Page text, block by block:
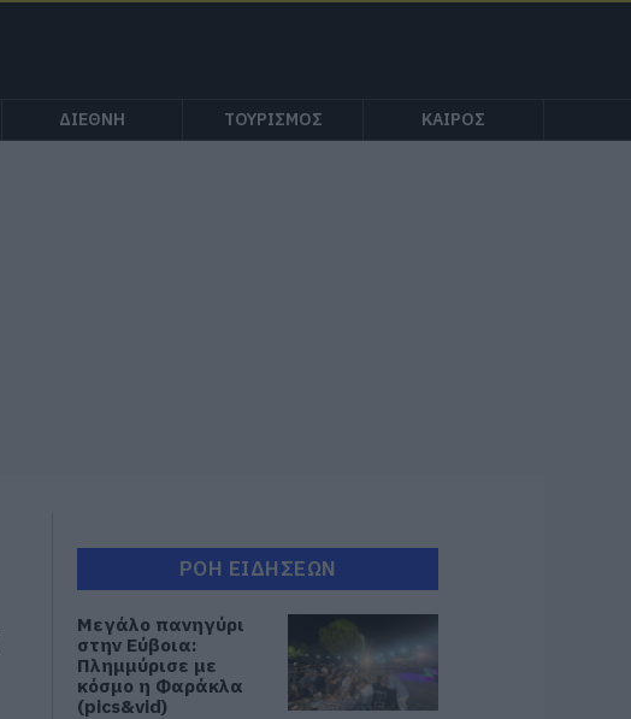
ΔΙΕΘΝΗ ΤΟΥΡΙΣΜΟΣ ΚΑΙΡΟΣ
ΡΟΗ ΕΙΔΗΣΕΩΝ
Μεγάλο πανηγύρι
στην Εύβοια:
Πλημμύρισε με
κόσμο η Φαράκλα
(pics&vid)